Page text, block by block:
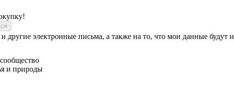
другие электронные письма, а также на то, что мои данные будут
и природы